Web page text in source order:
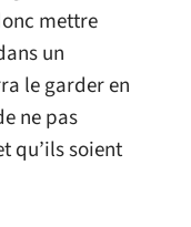
mettre
un
le garder en
ne pas
qu’ils soient